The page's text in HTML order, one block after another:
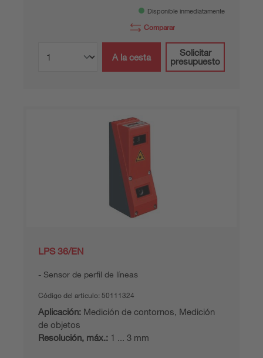
Disponible inmediatamente
Comparar
A la cesta
Solicitar
presupuesto
LPS 36/EN
Sensor de perfil de líneas
Código del articulo: 50111324
Aplicación: Medición de contornos, Medición
de objetos
Resolución, máx.: 1 ... 3 mm